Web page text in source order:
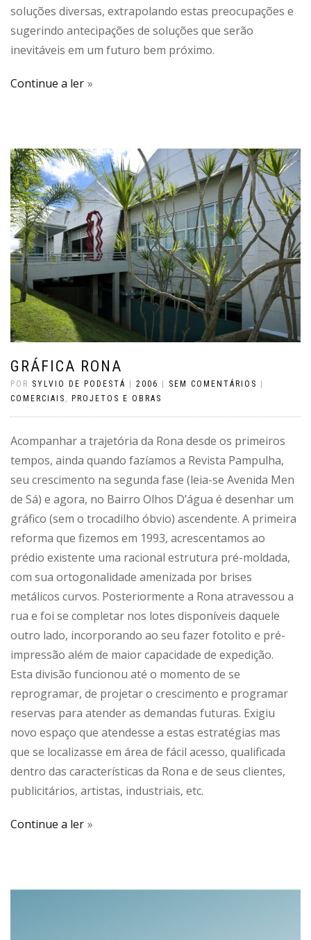
soluções diversas, extrapolando estas preocupações e
sugerindo antecipações de soluções que serão
inevitáveis em um futuro bem próximo.
Continue a ler
GRÁFICA RONA
POR SYLVIO DE PODESTÁ | 2006 | SEM COMENTÁRIOS |
COMERCIAIS
PROJETOS E OBRAS
Acompanhar a trajetória da Rona desde os primeiros
tempos, ainda quando fazíamos a Revista Pampulha,
seu crescimento na segunda fase (leia-se Avenida Men
de Sá) e agora, no Bairro Olhos D’água é desenhar um
gráfico (sem o trocadilho óbvio) ascendente. A primeira
reforma que fizemos em 1993, acrescentamos ao
prédio existente uma racional estrutura pré-moldada,
com sua ortogonalidade amenizada por brises
metálicos curvos. Posteriormente a Rona atravessou a
rua e foi se completar nos lotes disponíveis daquele
outro lado, incorporando ao seu fazer fotolito e pré-
impressão além de maior capacidade de expedição.
Esta divisão funcionou até o momento de se
reprogramar, de projetar o crescimento e programar
reservas para atender as demandas futuras. Exigiu
novo espaço que atendesse a estas estratégias mas
que se localizasse em área de fácil acesso, qualificada
dentro das características da Rona e de seus clientes,
publicitários, artistas, industriais, etc.
Continue a ler